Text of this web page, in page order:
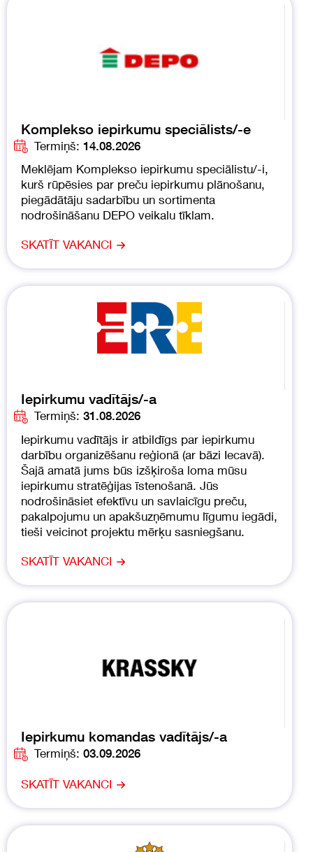
Komplekso iepirkumu speciālists/-e
Termiņš: 14.08.2026
Meklējam Komplekso iepirkumu speciālistu/-i,
kurš rūpēsies par preču iepirkumu plānošanu,
piegādātāju sadarbību un sortimenta
nodrošināšanu DEPO veikalu tīklam.
SKATĪT VAKANCI
Iepirkumu vadītājs/-a
Termiņš: 31.08.2026
Iepirkumu vadītājs ir atbildīgs par iepirkumu
darbību organizēšanu reģionā (ar bāzi Iecavā).
Šajā amatā jums būs izšķiroša loma mūsu
iepirkumu stratēģijas īstenošanā. Jūs
nodrošināsiet efektīvu un savlaicīgu preču,
pakalpojumu un apakšuzņēmumu līgumu iegādi,
tieši veicinot projektu mērķu sasniegšanu.
SKATĪT VAKANCI
Iepirkumu komandas vadītājs/-a
Termiņš: 03.09.2026
SKATĪT VAKANCI